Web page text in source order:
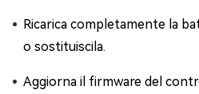
Ricarica completamente la
o sostituiscila.
Aggiorna il firmware del